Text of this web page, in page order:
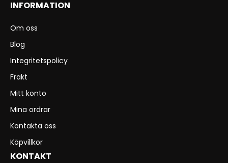
INFORMATION
Om oss
Blog
Integritetspolicy
Frakt
Mitt konto
Mina ordrar
Kontakta oss
Köpvillkor
KONTAKT